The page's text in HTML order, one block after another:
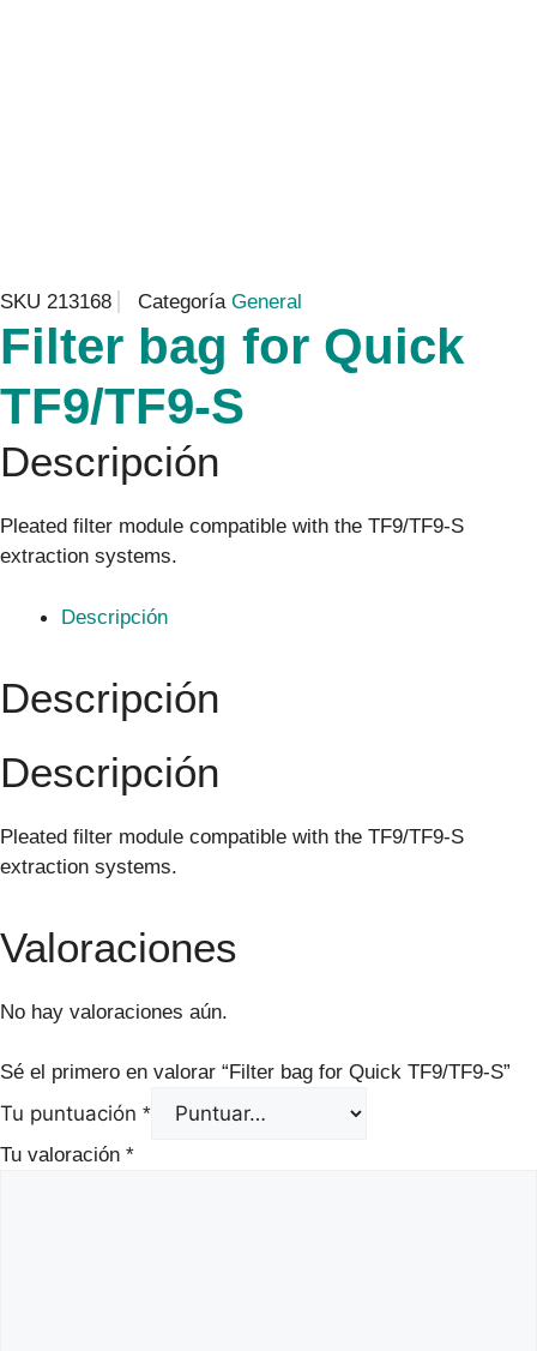
SKU 213168 Categoría General
Filter bag for Quick
TF9/TF9-S
Descripción
Pleated filter module compatible with the TF9/TF9-S
extraction systems.
Descripción
Descripción
Descripción
Pleated filter module compatible with the TF9/TF9-S
extraction systems.
Valoraciones
No hay valoraciones aún.
Sé el primero en valorar “Filter bag for Quick TF9/TF9-S”
Tu puntuación *
Tu valoración *